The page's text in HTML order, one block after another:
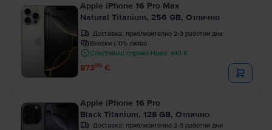
Apple iPhone 16 Pro Max
Natural Titanium, 256 GB, Отлично
Доставка: приблизително 2-3 работни дни
Вноски с 0% лихва
Спестяваш спрямо Ново: 440 €
87399 €
Apple iPhone 16 Pro
Black Titanium, 128 GB, Отлично
Доставка: приблизително 2-3 работни дни